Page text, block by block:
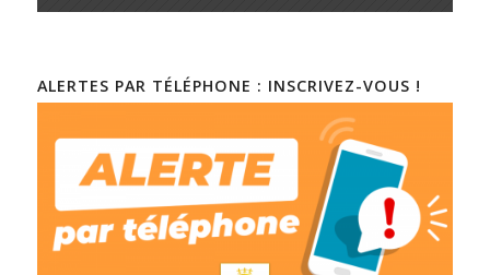
ALERTES PAR TÉLÉPHONE : INSCRIVEZ-VOUS !